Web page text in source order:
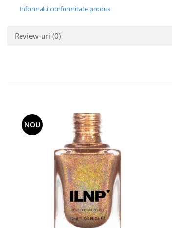
Informatii conformitate produs
Review-uri (0)
NOU